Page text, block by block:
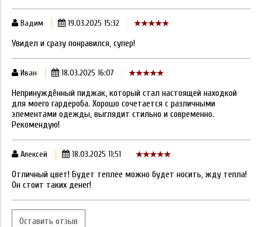
Вадим 19.03.2025 15:32
Увидел и сразу понравился, супер!
Иван 18.03.2025 16:07
Непринуждённый пиджак, который стал настоящей находкой
для моего гардероба. Хорошо сочетается с различными
элементами одежды, выглядит стильно и современно.
Рекомендую!
Алексей 18.03.2025 11:51
Отличный цвет! Будет теплее можно будет носить, жду тепла!
Он стоит таких денег!
Оставить отзыв